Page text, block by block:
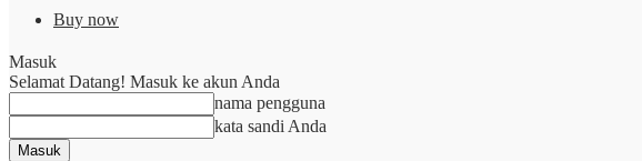
Buy now
Masuk
Selamat Datang! Masuk ke akun Anda
nama pengguna
kata sandi Anda